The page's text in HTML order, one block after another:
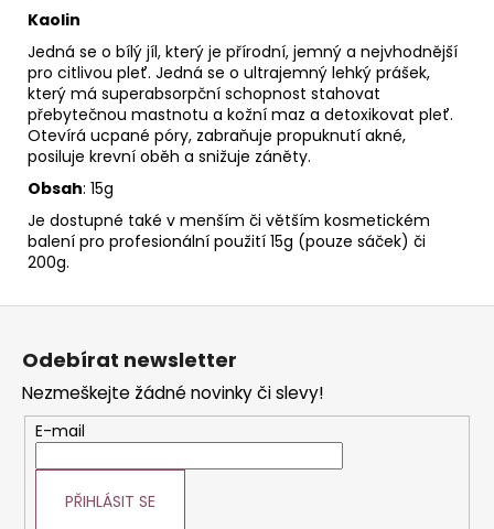
Kaolin
Jedná se o bílý jíl, který je přírodní, jemný a nejvhodnější
pro citlivou pleť. Jedná se o ultrajemný lehký prášek,
který má superabsorpční schopnost stahovat
přebytečnou mastnotu a kožní maz a detoxikovat pleť.
Otevírá ucpané póry, zabraňuje propuknutí akné,
posiluje krevní oběh a snižuje záněty.
Obsah: 15g
Je dostupné také v menším či větším kosmetickém
balení pro profesionální použití 15g (pouze sáček) či
200g.
Z
Odebírat newsletter
Nezmeškejte žádné novinky či slevy!
E-mail
PŘIHLÁSIT SE